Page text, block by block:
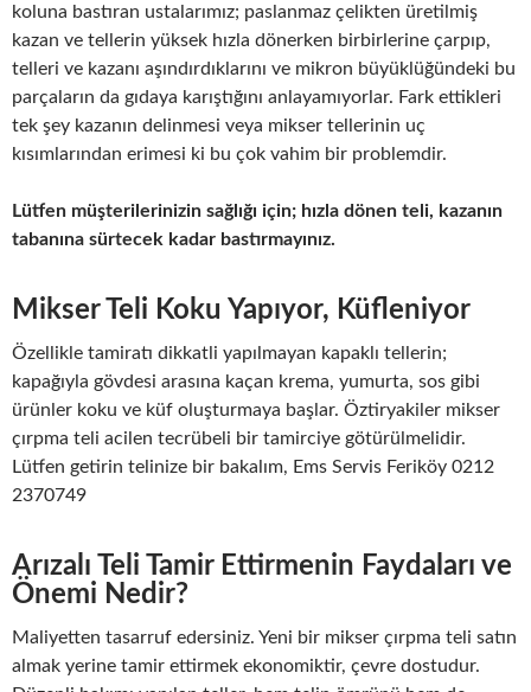
koluna bastıran ustalarımız; paslanmaz çelikten üretilmiş
kazan ve tellerin yüksek hızla dönerken birbirlerine çarpıp,
telleri ve kazanı aşındırdıklarını ve mikron büyüklüğündeki bu
parçaların da gıdaya karıştığını anlayamıyorlar. Fark ettikleri
tek şey kazanın delinmesi veya mikser tellerinin uç
kısımlarından erimesi ki bu çok vahim bir problemdir.
Lütfen müşterilerinizin sağlığı için; hızla dönen teli, kazanın
tabanına sürtecek kadar bastırmayınız.
Mikser Teli Koku Yapıyor, Küfleniyor
Özellikle tamiratı dikkatli yapılmayan kapaklı tellerin;
kapağıyla gövdesi arasına kaçan krema, yumurta, sos gibi
ürünler koku ve küf oluşturmaya başlar. Öztiryakiler mikser
çırpma teli acilen tecrübeli bir tamirciye götürülmelidir.
Lütfen getirin telinize bir bakalım, Ems Servis Feriköy 0212
2370749
Arızalı Teli Tamir Ettirmenin Faydaları ve
Önemi Nedir?
Maliyetten tasarruf edersiniz. Yeni bir mikser çırpma teli satın
almak yerine tamir ettirmek ekonomiktir, çevre dostudur.